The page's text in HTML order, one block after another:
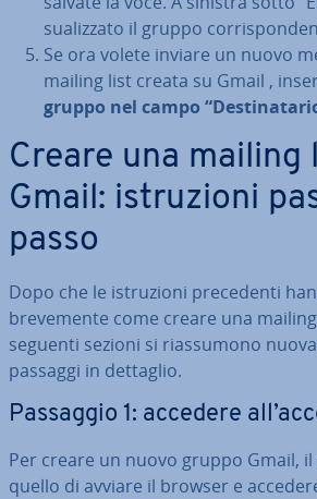
sua­liz­za­to il gruppo
Se ora volete inviare un nuovo
mailing list creata su Gmail ,
gruppo nel campo
Creare una mailing
Gmail: istru­zio­ni
passo
Dopo che le istru­zio­ni pre­ce­den­ti
bre­ve­men­te come creare una
seguenti sezioni si rias­su­mo­no
passaggi in dettaglio.
Passaggio 1: accedere
Per creare un nuovo gruppo Gmail,
quello di avviare il browser e